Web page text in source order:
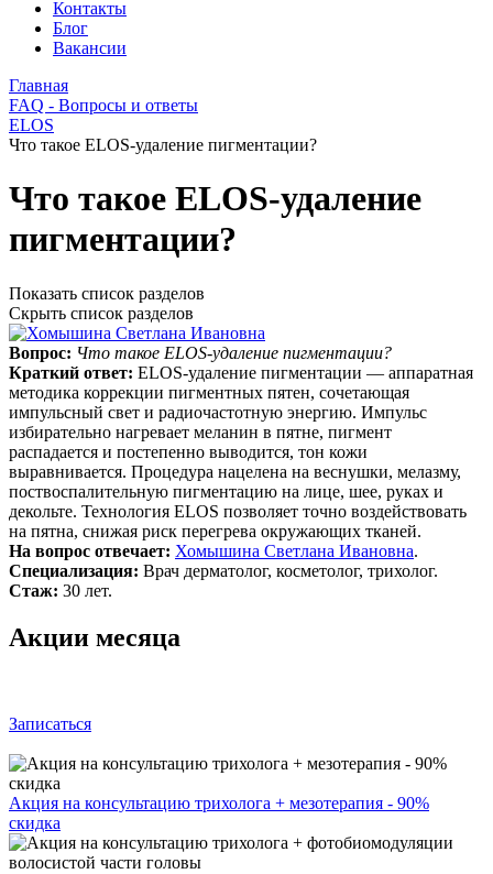
Контакты
Блог
Вакансии
Главная
FAQ - Вопросы и ответы
ELOS
Что такое ELOS-удаление пигментации?
Что такое ELOS-удаление
пигментации?
Показать список разделов
Скрыть список разделов
Вопрос: Что такое ELOS-удаление пигментации?
Краткий ответ: ELOS-удаление пигментации — аппаратная
методика коррекции пигментных пятен, сочетающая
импульсный свет и радиочастотную энергию. Импульс
избирательно нагревает меланин в пятне, пигмент
распадается и постепенно выводится, тон кожи
выравнивается. Процедура нацелена на веснушки, мелазму,
поствоспалительную пигментацию на лице, шее, руках и
декольте. Технология ELOS позволяет точно воздействовать
на пятна, снижая риск перегрева окружающих тканей.
На вопрос отвечает: Хомышина Светлана Ивановна.
Специализация: Врач дерматолог, косметолог, трихолог.
Стаж: 30 лет.
Акции месяца
Записаться
Акция на консультацию трихолога + мезотерапия - 90%
скидка